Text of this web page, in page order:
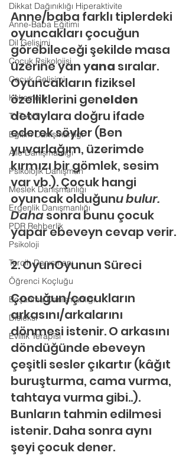
Dikkat Dağınıklığı Hiperaktivite
Anne-Baba Eğitimi
Dil Gelişimi
Çocuk Psikolojisi
Çocuk Gelişimi
Kekemelik
TYT-AYT
Eğitim Danışmanlığı
Aile Danışmanlığı
Psikolojik Danışman
Meslek Danışmanlığı
Ergenlik Danışmanlığı
PDR Rehberlik
Psikoloji
Tercih Danışmanı
Öğrenci Koçluğu
Boşanma Danışmanlığı
Disleksi
Evlilik Terapisi
Anne/baba farklı tiplerdeki
oyuncakları çocuğun
görebileceği şekilde masa
üzerine yan yana sıralar.
Oyuncakların fiziksel
özelliklerini genelden
detaylara doğru ifade
ederek söyler (Ben
yuvarlağım, üzerimde
kırmızı bir gömlek, sesim
var vb.). Çocuk hangi
oyuncak olduğunu bulur.
Daha sonra bunu çocuk
yapar ebeveyn cevap verir.
2. OyunOyunun Süreci
Çocuğun/çocukların
arkasını/arkalarını
dönmesi istenir. O arkasını
döndüğünde ebeveyn
çeşitli sesler çıkartır (kâğıt
buruşturma, cama vurma,
tahtaya vurma gibi..).
Bunların tahmin edilmesi
istenir. Daha sonra aynı
şeyi çocuk dener.